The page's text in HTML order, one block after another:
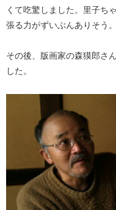
くて吃驚しました。里子ち
張る力がずいぶんありそう
その後、版画家の森獏郎さ
した。